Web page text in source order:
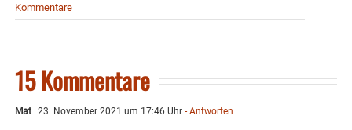
Kommentare
15 Kommentare
Mat 23. November 2021 um 17:46 Uhr - Antworten